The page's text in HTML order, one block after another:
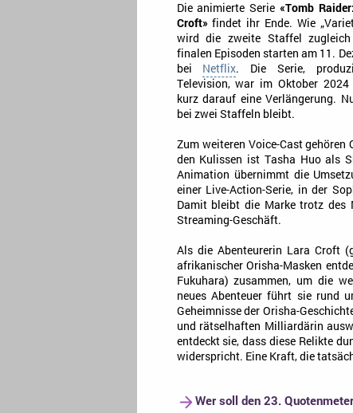
Die animierte Serie «Tomb
Croft» findet ihr Ende. Wie
wird die zweite Staffel
finalen Episoden starten am 11.
bei Netflix. Die Serie,
Television, war im Oktober
kurz darauf eine Verlängerung.
bei zwei Staffeln bleibt.
Zum weiteren Voice-Cast
den Kulissen ist Tasha Huo als
Animation übernimmt die
einer Live-Action-Serie, in der
Damit bleibt die Marke trotz des
Streaming-Geschäft.
Als die Abenteurerin Lara Croft
afrikanischer Orisha-Masken
Fukuhara) zusammen, um die
neues Abenteuer führt sie rund
Geheimnisse der Orisha-
und rätselhaften Milliardärin
entdeckt sie, dass diese Relikte
widerspricht. Eine Kraft, die
Wer soll den 23.